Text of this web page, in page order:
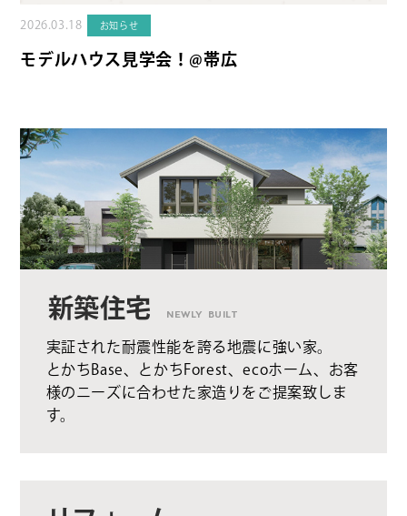
2026.03.18 お知らせ
モデルハウス見学会！@帯広
新築住宅 NEWLY BUILT
実証された耐震性能を誇る地震に強い家。
とかちBase、とかちForest、ecoホーム、お客
様のニーズに合わせた家造りをご提案致しま
す。